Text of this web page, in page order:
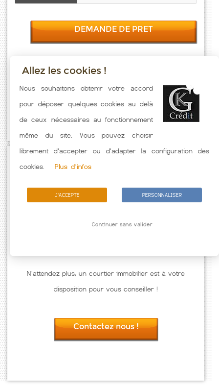
DEMANDE DE PRET
Taux emprunt actualisés (Calmoutier) toutes les semaines. Taux
Immobilier pratiqués par nos partenaires bancaires. Meilleur Taux
hors assurance. Taux crédit immobilier indicatif fonction des
caractéristiques de l'emprunteur.
N'attendez plus, un courtier immobilier est à votre
disposition pour vous conseiller !
Contactez nous !
Allez les cookies !
Nous souhaitons obtenir votre accord
pour déposer quelques cookies au delà
de ceux nécessaires au fonctionnement
même du site. Vous pouvez choisir
librement d'accepter ou d'adapter la configuration des
cookies.
Plus d'infos
J'ACCEPTE PERSONNALISER
Continuer sans valider